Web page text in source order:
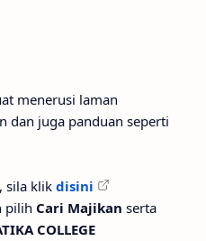
menerusi laman
dan juga panduan seperti
sila klik disini
pilih Cari Majikan serta
COLLEGE